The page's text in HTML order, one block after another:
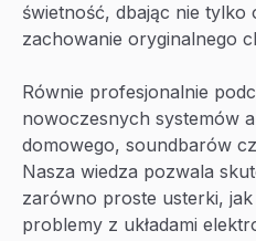
świetność, dbając nie tylko
zachowanie oryginalnego
Równie profesjonalnie
nowoczesnych systemów
domowego, soundbarów
Nasza wiedza pozwala
zarówno proste usterki,
problemy z układami